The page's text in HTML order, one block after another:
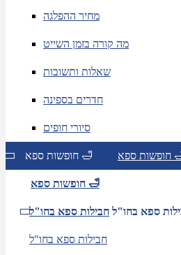
מחיר ההפלגה
מה קורה בזמן השייט
שאלות ותשובות
חדרים בספינה
סיורי חופים
חופשות ספא 🛁 ספא 🛁
חופשות ספא 🛁
ספא בחו"ל חבילות ספא בחו"ל
חבילות ספא בחו"ל